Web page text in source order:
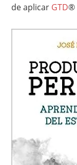
de aplicar GTD®